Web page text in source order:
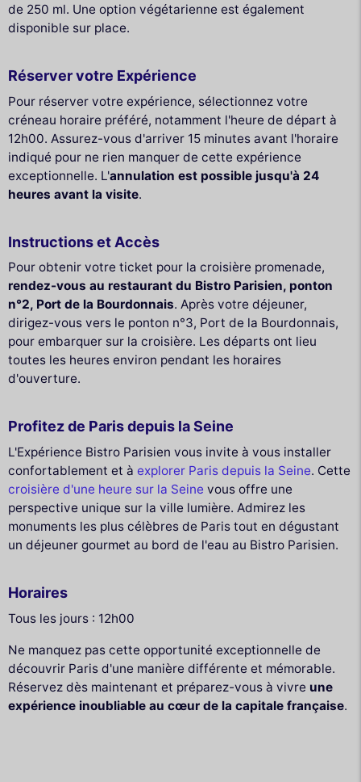
de 250 ml. Une option végétarienne est également
disponible sur place.
Réserver votre Expérience
Pour réserver votre expérience, sélectionnez votre
créneau horaire préféré, notamment l'heure de départ à
12h00. Assurez-vous d'arriver 15 minutes avant l'horaire
indiqué pour ne rien manquer de cette expérience
exceptionnelle. L'annulation est possible jusqu'à 24
heures avant la visite.
Instructions et Accès
Pour obtenir votre ticket pour la croisière promenade,
rendez-vous au restaurant du Bistro Parisien, ponton
n°2, Port de la Bourdonnais. Après votre déjeuner,
dirigez-vous vers le ponton n°3, Port de la Bourdonnais,
pour embarquer sur la croisière. Les départs ont lieu
toutes les heures environ pendant les horaires
d'ouverture.
Profitez de Paris depuis la Seine
L'Expérience Bistro Parisien vous invite à vous installer
confortablement et à explorer Paris depuis la Seine. Cette
croisière d'une heure sur la Seine vous offre une
perspective unique sur la ville lumière. Admirez les
monuments les plus célèbres de Paris tout en dégustant
un déjeuner gourmet au bord de l'eau au Bistro Parisien.
Horaires
Tous les jours : 12h00
Ne manquez pas cette opportunité exceptionnelle de
découvrir Paris d'une manière différente et mémorable.
Réservez dès maintenant et préparez-vous à vivre une
expérience inoubliable au cœur de la capitale française.